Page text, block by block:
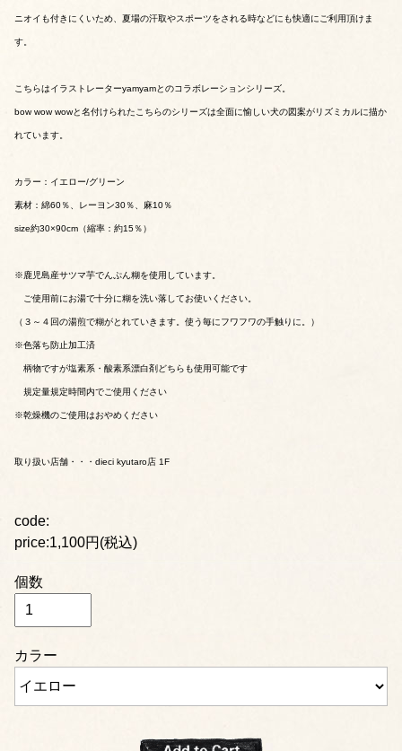
ニオイも付きにくいため、夏場の汗取やスポーツをされる時などにも快適にご利用頂けま
す。
こちらはイラストレーターyamyamとのコラボレーションシリーズ。
bow wow wowと名付けられたこちらのシリーズは全面に愉しい犬の図案がリズミカルに描か
れています。
カラー：イエロー/グリーン
素材：綿60％、レーヨン30％、麻10％
size約30×90cm（縮率：約15％）
※鹿児島産サツマ芋でんぷん糊を使用しています。
ご使用前にお湯で十分に糊を洗い落してお使いください。
（３～４回の湯煎で糊がとれていきます。使う毎にフワフワの手触りに。）
※色落ち防止加工済
柄物ですが塩素系・酸素系漂白剤どちらも使用可能です
規定量規定時間内でご使用ください
※乾燥機のご使用はおやめください
取り扱い店舗・・・dieci kyutaro店 1F
code:
price:1,100円(税込)
個数
カラー